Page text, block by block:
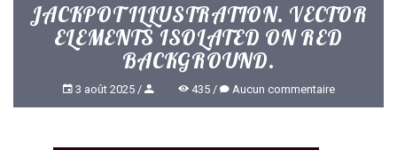
JACKPOT ILLUSTRATION. VECTOR
ELEMENTS ISOLATED ON RED
BACKGROUND.
3 août 2025 435 Aucun commentaire